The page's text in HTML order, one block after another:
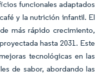
funcionales adaptados
y la nutrición infantil. El
más rápido crecimiento,
hasta 2031. Este
tecnológicas en las
de sabor, abordando las